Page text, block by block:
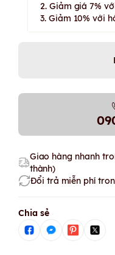
2. Giảm giá 7%
3. Giảm 10% với
Giao hàng nhanh
thành)
Đổi trả miễn phí
Chia sẻ